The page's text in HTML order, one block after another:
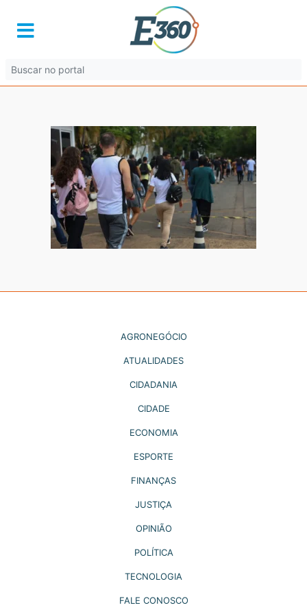
0d9a5481
4 de novembro de 2025 às 09:30
AGRONEGÓCIO
ATUALIDADES
CIDADANIA
CIDADE
ECONOMIA
ESPORTE
FINANÇAS
JUSTIÇA
OPINIÃO
POLÍTICA
TECNOLOGIA
FALE CONOSCO